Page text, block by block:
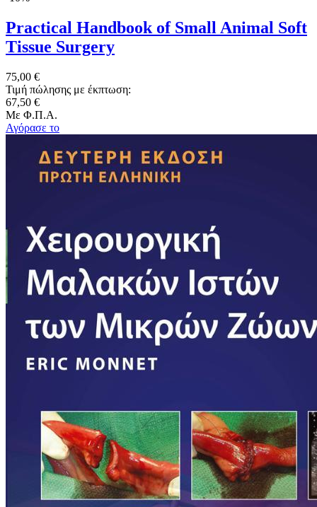
Practical Handbook of Small Animal Soft
Tissue Surgery
75,00 €
Τιμή πώλησης με έκπτωση:
67,50 €
Με Φ.Π.Α.
Αγόρασε το